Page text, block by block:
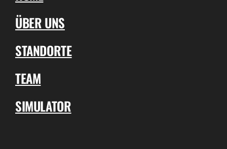
ÜBER UNS
STANDORTE
TEAM
SIMULATOR